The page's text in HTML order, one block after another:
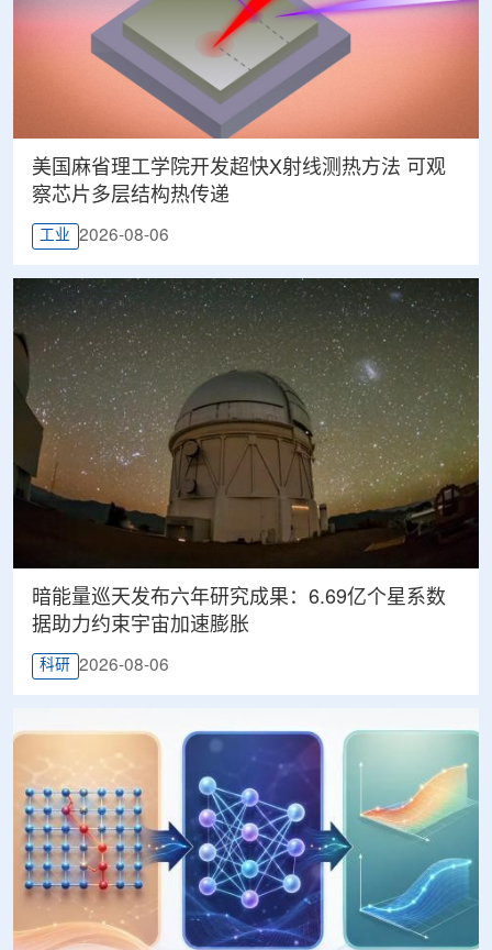
美国麻省理工学院开发超快X射线测热方法 可观
察芯片多层结构热传递
工业 2026-08-06
暗能量巡天发布六年研究成果：6.69亿个星系数
据助力约束宇宙加速膨胀
科研 2026-08-06